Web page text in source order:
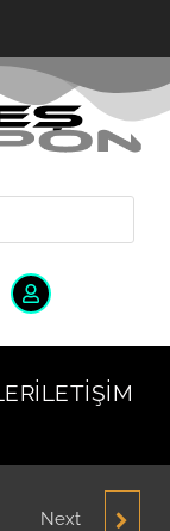
İLETIŞIM
Next